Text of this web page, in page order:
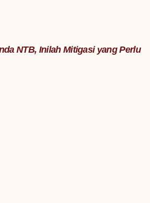
NTB, Inilah Mitigasi yang Perlu